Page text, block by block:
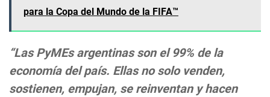
para la Copa del Mundo de la FIFA™
“Las PyMEs argentinas son el 99% de la
economía del país. Ellas no solo venden,
sostienen, empujan, se reinventan y hacen